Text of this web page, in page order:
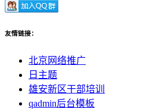
友情链接：
北京网络推广
日主题
雄安新区干部培训
qadmin后台模板